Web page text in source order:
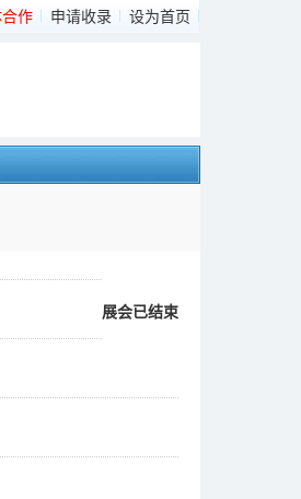
作 申请收录 设为首页
展会已结束